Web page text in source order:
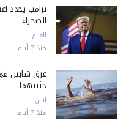
ترامب يجدد
الصحراء
العالم
منذ 7 أيام
غرق شابين
جثتيهما
لبنان
منذ 7 أيام